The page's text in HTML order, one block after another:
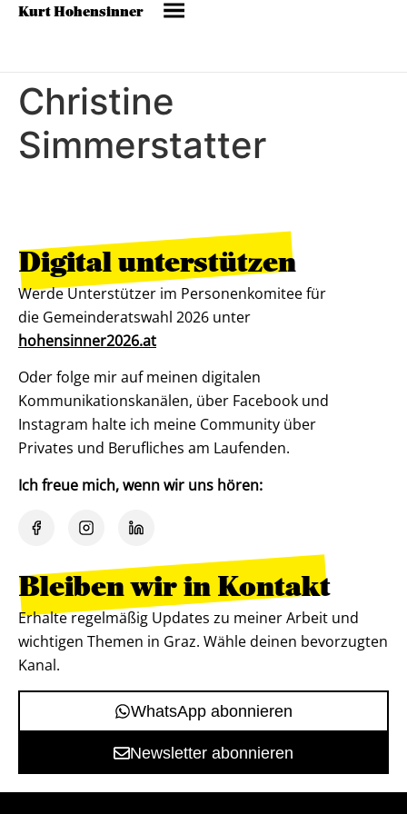
Kurt Hohensinner
Christine
Simmerstatter
Digital unterstützen
Werde Unterstützer im Personenkomitee für
die Gemeinderatswahl 2026 unter
hohensinner2026.at
Oder folge mir auf meinen digitalen
Kommunikationskanälen, über Facebook und
Instagram halte ich meine Community über
Privates und Berufliches am Laufenden.
Ich freue mich, wenn wir uns hören:
Bleiben wir in Kontakt
Erhalte regelmäßig Updates zu meiner Arbeit und
wichtigen Themen in Graz. Wähle deinen bevorzugten
Kanal.
WhatsApp abonnieren
Newsletter abonnieren